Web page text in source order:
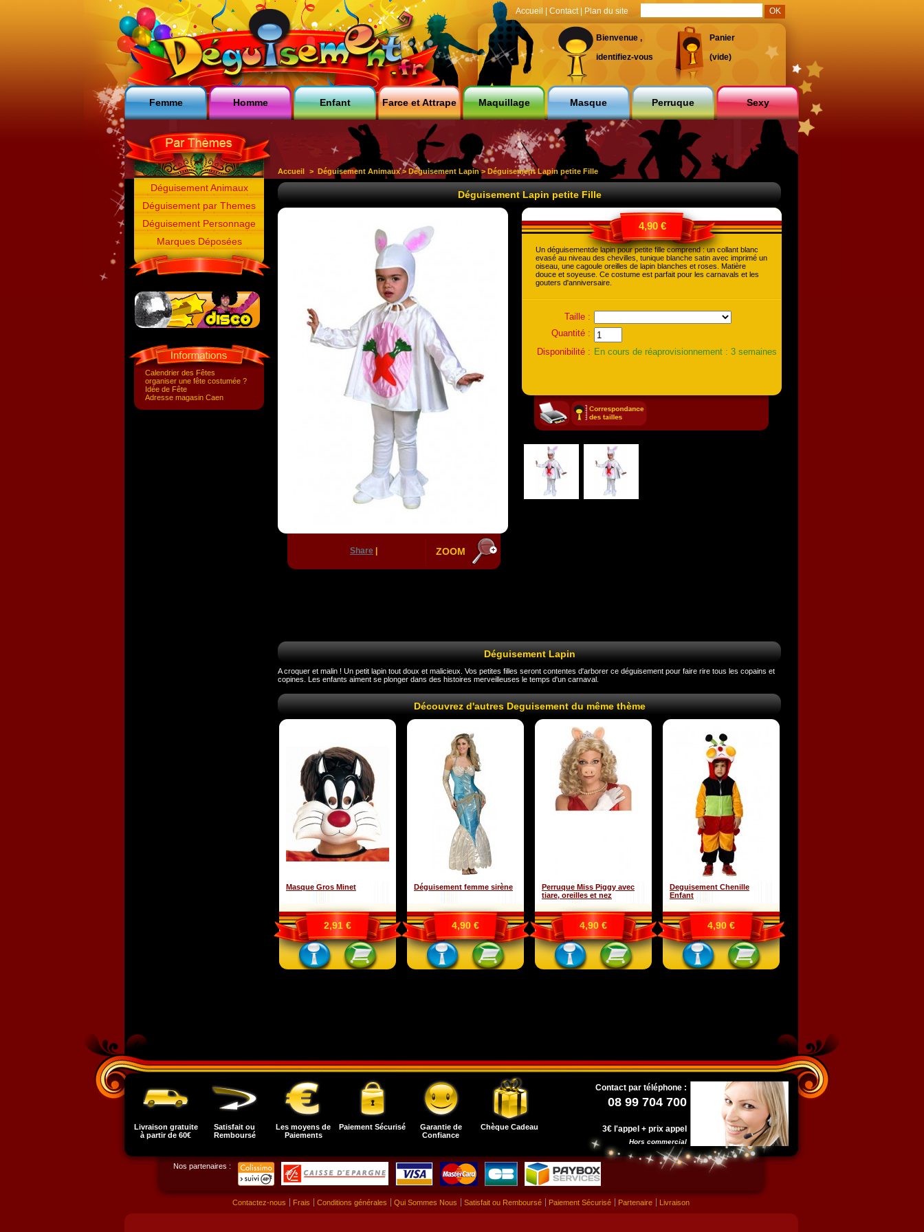
Accueil | Contact | Plan du site
Bienvenue ,
identifiez-vous
Panier
(vide)
Femme Homme Enfant Farce et Attrape Maquillage Masque Perruque Sexy
Déguisement Animaux
Déguisement par Themes
Déguisement Personnage
Marques Déposées
Calendrier des Fêtes
organiser une fête costumée ?
Idée de Fête
Adresse magasin Caen
Accueil > Déguisement Animaux>Déguisement Lapin> Déguisement Lapin petite Fille
Déguisement Lapin petite Fille
Share ZOOM
4,90 €
Un déguisementde lapin pour petite fille comprend : un collant blanc
evasé au niveau des chevilles, tunique blanche satin avec imprimé un
oiseau, une cagoule oreilles de lapin blanches et roses. Matière
douce et soyeuse. Ce costume est parfait pour les carnavals et les
gouters d'anniversaire.
Taille :
Quantité :
Disponibilité : En cours de réaprovisionnement : 3 semaines
Déguisement Lapin
A croquer et malin ! Un petit lapin tout doux et malicieux. Vos petites filles seront contentes d'arborer ce déguisement pour faire rire tous les copains et
copines. Les enfants aiment se plonger dans des histoires merveilleuses le temps d'un carnaval.
Découvrez d'autres Deguisement du même thème
Masque Gros Minet
2,91 €
Déguisement femme sirène
4,90 €
Perruque Miss Piggy avec
tiare, oreilles et nez
4,90 €
Deguisement Chenille
Enfant
4,90 €
Livraison gratuite
à partir de 60€
Satisfait ou
Remboursé
Les moyens de
Paiements
Paiement Sécurisé
Garantie de
Confiance
Chèque Cadeau
Contact par téléphone :
08 99 704 700
3€ l'appel + prix appel
Hors commercial
Nos partenaires :
Contactez-nous Frais Conditions générales Qui Sommes Nous Satisfait ou Remboursé Paiement Sécurisé Partenaire Livraison